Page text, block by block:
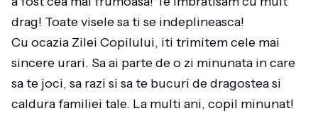
drag! Toate visele sa ti se indeplineasca!
Cu ocazia Zilei Copilului, iti trimitem cele mai
sincere urari. Sa ai parte de o zi minunata in care
sa te joci, sa razi si sa te bucuri de dragostea si
caldura familiei tale. La multi ani, copil minunat!